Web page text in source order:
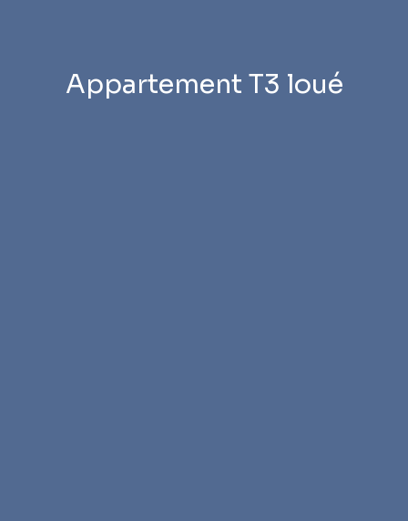
Appartement T3 loué